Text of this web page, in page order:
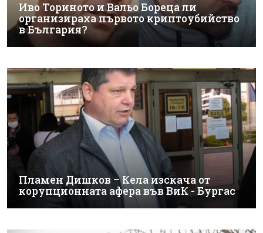
Иво Ториното и Вальо Бореца ли
организираха първото криптоубийство
в България?
Пламен Дишков – Кела изскача от
корупционната афера във ВиК - Бургас